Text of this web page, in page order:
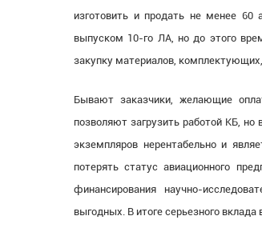
изготовить и продать не менее 60
выпуском 10-го ЛА, но до этого
закупку материалов, комплектующих,
Бывают заказчики, желающие
позволяют загрузить работой КБ,
экземпляров нерентабельно и
потерять статус авиационного
финансирования научно-
выгодных. В итоге серьезного вклада